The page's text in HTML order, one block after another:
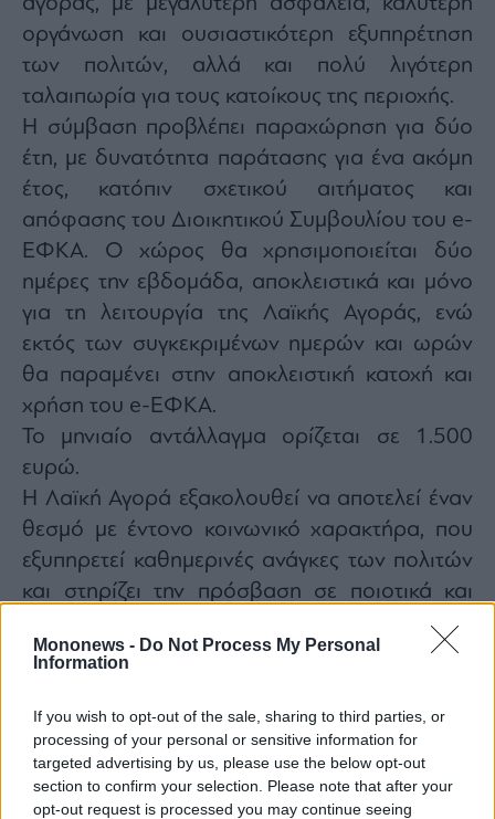
Mononews - Do Not Process My Personal
Information
If you wish to opt-out of the sale, sharing to third parties, or
processing of your personal or sensitive information for
targeted advertising by us, please use the below opt-out
section to confirm your selection. Please note that after your
opt-out request is processed you may continue seeing
οργάνωση και ουσιαστικότερη εξυπηρέτηση
των πολιτών, αλλά και πολύ λιγότερη
ταλαιπωρία για τους κατοίκους της περιοχής.
Η σύμβαση προβλέπει παραχώρηση για δύο
έτη, με δυνατότητα παράτασης για ένα ακόμη
έτος, κατόπιν σχετικού αιτήματος και
απόφασης του Διοικητικού Συμβουλίου του e-
ΕΦΚΑ. Ο χώρος θα χρησιμοποιείται δύο
ημέρες την εβδομάδα, αποκλειστικά και μόνο
για τη λειτουργία της Λαϊκής Αγοράς, ενώ
εκτός των συγκεκριμένων ημερών και ωρών
θα παραμένει στην αποκλειστική κατοχή και
χρήση του e-ΕΦΚΑ.
Το μηνιαίο αντάλλαγμα ορίζεται σε 1.500
ευρώ.
Η Λαϊκή Αγορά εξακολουθεί να αποτελεί έναν
θεσμό με έντονο κοινωνικό χαρακτήρα, που
εξυπηρετεί καθημερινές ανάγκες των πολιτών
και στηρίζει την πρόσβαση σε ποιοτικά και
προσιτά προϊόντα. Η νέα αυτή εξέλιξη
επιτρέπει στον Δήμο Κηφισιάς να διασφαλίσει
συνθήκες, συνδέοντάς τον ταυτόχρονα με
έναν ευρύτερο σχεδιασμό βελτίωσης της
λειτουργίας της πόλης.